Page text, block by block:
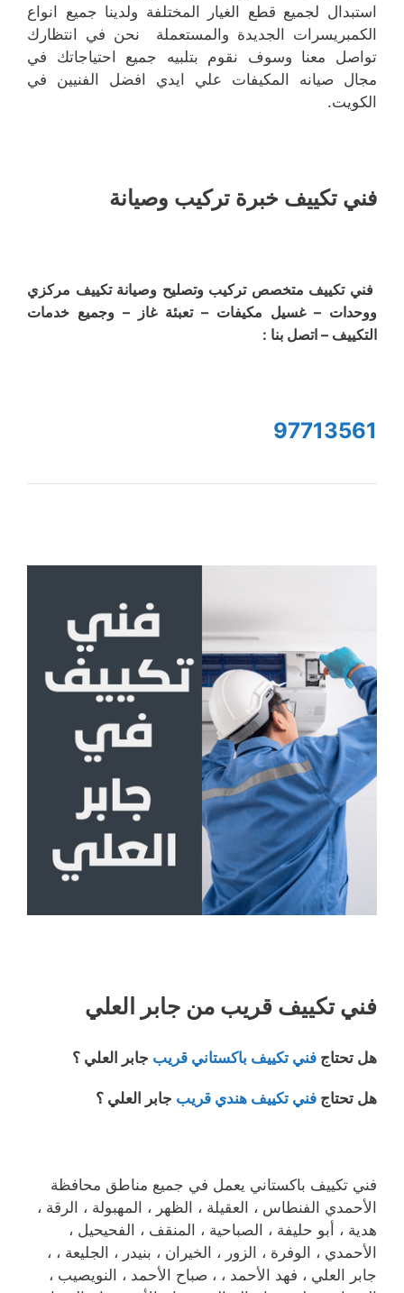
استبدال لجميع قطع الغيار المختلفة ولدينا جميع انواع
الكمبريسرات الجديدة والمستعملة نحن في انتظارك
تواصل معنا وسوف نقوم بتلبيه جميع احتياجاتك في
مجال صيانه المكيفات علي ايدي افضل الفنيين في
الكويت.
فني تكييف خبرة تركيب وصيانة
فني تكييف متخصص تركيب وتصليح وصيانة تكييف مركزي
ووحدات – غسيل مكيفات – تعبئة غاز – وجميع خدمات
التكييف – اتصل بنا :
97713561
فني تكييف قريب من جابر العلي
هل تحتاج فني تكييف باكستاني قريب جابر العلي ؟
هل تحتاج فني تكييف هندي قريب جابر العلي ؟
فني تكييف باكستاني يعمل في جميع مناطق محافظة
الأحمدي الفنطاس ، العقيلة ، الظهر ، المهبولة ، الرقة ،
هدية ، أبو حليفة ، الصباحية ، المنقف ، الفحيحيل ،
الأحمدي ، الوفرة ، الزور ، الخيران ، بنيدر ، الجليعة ، ،
جابر العلي ، فهد الأحمد ، ، صباح الأحمد ، النويصيب ،